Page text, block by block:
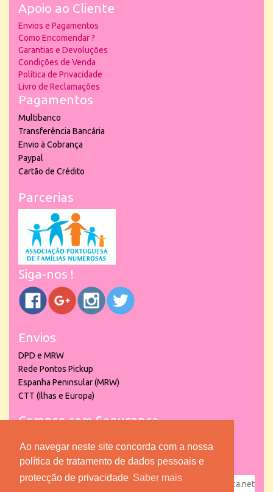
Ao navegar neste site concorda com a nossa
política de tratamento de dados pessoais e
protecção de privacidade Saber mais
Apoio ao Cliente
Envios e Pagamentos
Como Encomendar ?
Garantias e Devoluções
Condições de Venda
Política de Privacidade
Livro de Reclamações
Pagamentos
Multibanco
Transferência Bancária
Envio à Cobrança
Paypal
Cartão de Crédito
Parcerias
Siga-nos !
Envios
DPD e MRW
Rede Pontos Pickup
Espanha Peninsular (MRW)
CTT (Ilhas e Europa)
Compre com Segurança
powered by puber!a | © 2026 Copyright www.lojadacrianca.net